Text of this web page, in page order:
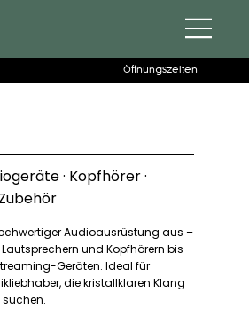
Öffnungszeiten
· Kopfhörer ·
Audioausrüstung aus –
und Kopfhörern bis
Geräten. Ideal für
die kristallklaren Klang
suchen.